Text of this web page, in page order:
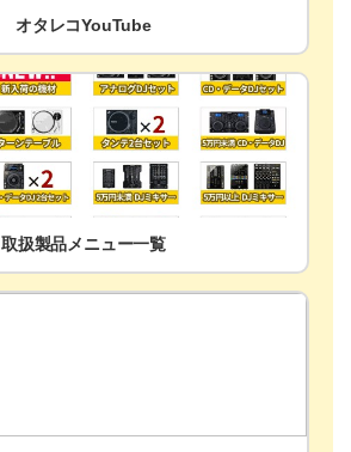
オタレコYouTube
取扱製品メニュー一覧